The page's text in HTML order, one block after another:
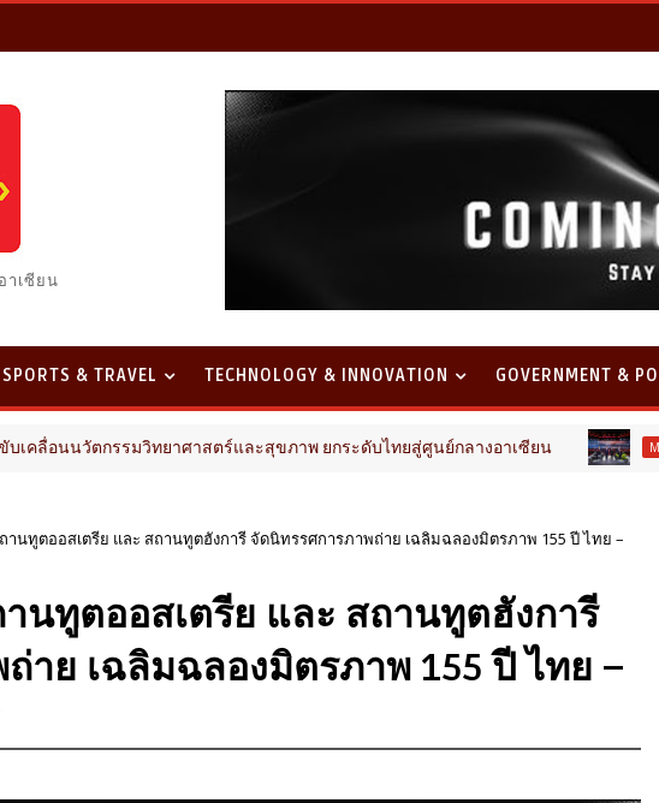
าเซียน
SPORTS & TRAVEL TECHNOLOGY & INNOVATION GOVERNMENT &
วัตกรรมวิทยาศาสตร์และสุขภาพ ยกระดับไทยสู่ศูนย์กลางอาเซียน MOTOR ไทยฮ
านทูตออสเตรีย และ สถานทูตฮังการี จัดนิทรรศการภาพถ่าย เฉลิมฉลองมิตรภาพ 155 ปี ไทย –
นทูตออสเตรีย และ สถานทูตฮังการี
าย เฉลิมฉลองมิตรภาพ 155 ปี ไทย –